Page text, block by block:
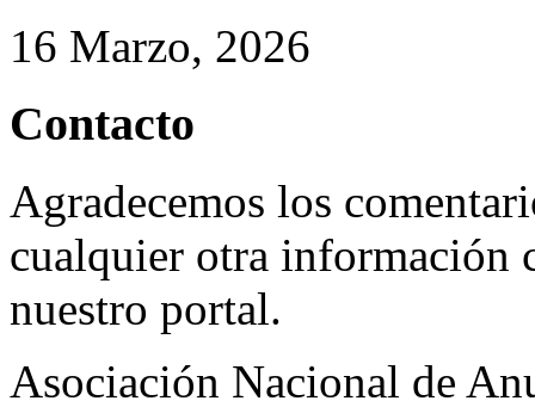
16 Marzo, 2026
Contacto
Agradecemos los
cualquier otra información
nuestro portal.
Asociación Nacional de